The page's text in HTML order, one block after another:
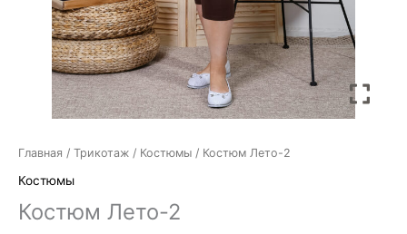
Главная / Трикотаж / Костюмы / Костюм Лето-2
Костюмы
Костюм Лето-2